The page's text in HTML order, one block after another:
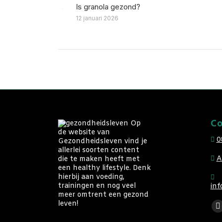
Is granola gezond?
12 januari 2026
Op
de website van
Gezondheidsleven vind je
allerlei soorten content
die te maken heeft met
een healthy lifestyle. Denk
hierbij aan voeding,
trainingen en nog veel
meer omtrent een gezond
leven!